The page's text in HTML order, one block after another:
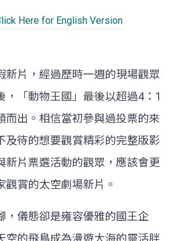
Here for English Version
新片，經過歷時一週的現場觀眾
，「動物王國」最後以超過4：1
而出。相信當初參與過投票的來
及待的想要觀賞精彩的完整版影
新片票選活動的觀眾，應該會更
觀賞的太空劇場新片。
，儀態卻是雍容優雅的國王企
空的飛鳥成為漫遊大海的靈活胖